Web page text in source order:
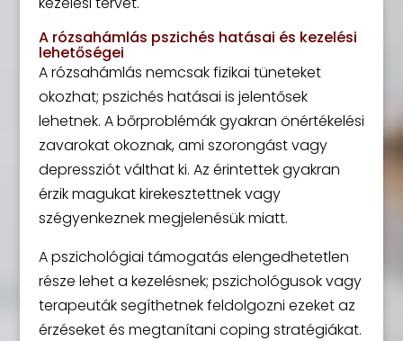
A rózsahámlás pszichés hatásai és kezelési
lehetőségei
A rózsahámlás nemcsak fizikai tüneteket
okozhat; pszichés hatásai is jelentősek
lehetnek. A bőrproblémák gyakran önértékelési
zavarokat okoznak, ami szorongást vagy
depressziót válthat ki. Az érintettek gyakran
érzik magukat kirekesztettnek vagy
szégyenkeznek megjelenésük miatt.
A pszichológiai támogatás elengedhetetlen
része lehet a kezelésnek; pszichológusok vagy
terapeuták segíthetnek feldolgozni ezeket az
érzéseket és megtanítani coping stratégiákat.